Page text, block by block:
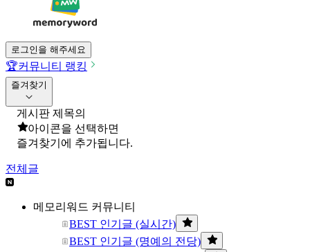
로그인을 해주세요
🏆커뮤니티 랭킹
즐겨찾기
게시판 제목의
아이콘을 선택하면
즐겨찾기에 추가됩니다.
전체글
메모리워드 커뮤니티
BEST 인기글 (실시간)
BEST 인기글 (명예의 전당)